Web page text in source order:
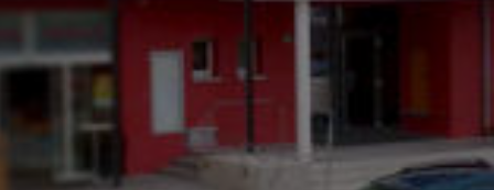
Bildung & Kultur
Vereine
Asylhilfe Icking